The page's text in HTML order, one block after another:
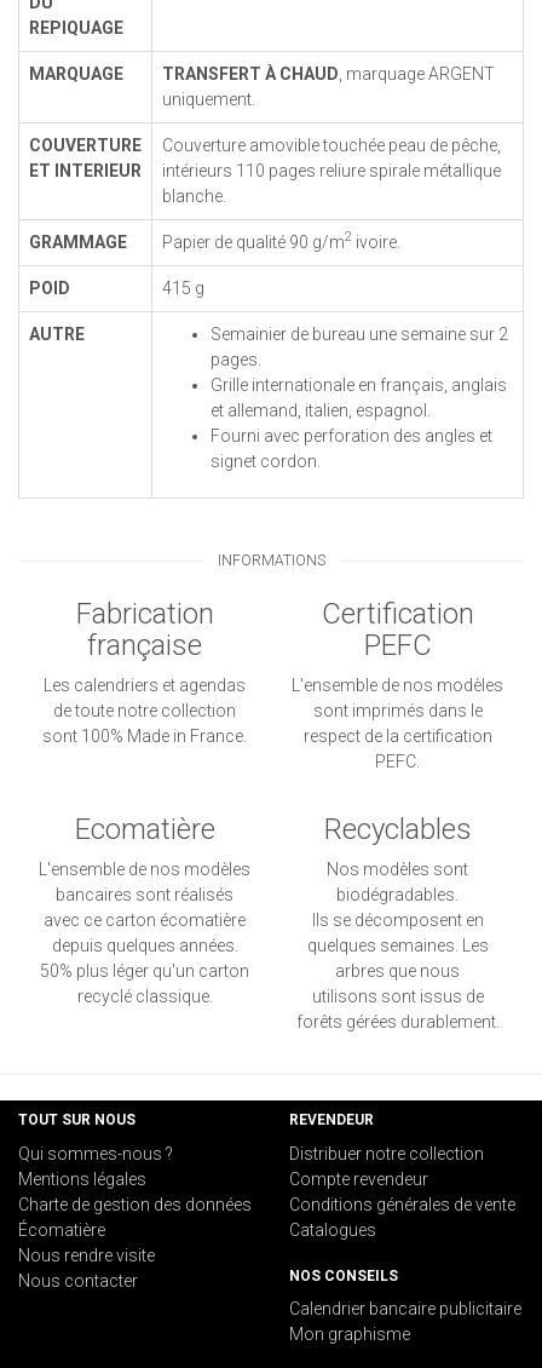
REPIQUAGE
MARQUAGE TRANSFERT À CHAUD , marquage ARGENT
uniquement.
COUVERTURE
ET INTERIEUR
Couverture amovible touchée peau de pêche,
intérieurs 110 pages reliure spirale métallique
blanche.
GRAMMAGE Papier de qualité 90 g/m2 ivoire.
POID 415 g
AUTRE
Semainier de bureau une semaine sur 2
pages.
Grille internationale en français, anglais
et allemand, italien, espagnol.
Fourni avec perforation des angles et
signet cordon.
INFORMATIONS
Fabrication
française
Les calendriers et agendas
de toute notre collection
sont 100% Made in France.
Certification
PEFC
L'ensemble de nos modèles
sont imprimés dans le
respect de la certification
PEFC.
Ecomatière
L'ensemble de nos modèles
bancaires sont réalisés
avec ce carton écomatière
depuis quelques années.
50% plus léger qu'un carton
recyclé classique.
Recyclables
Nos modèles sont
biodégradables.
Ils se décomposent en
quelques semaines. Les
arbres que nous
utilisons sont issus de
forêts gérées durablement.
TOUT SUR NOUS
Qui sommes-nous ?
Mentions légales
Charte de gestion des données
Écomatière
Nous rendre visite
Nous contacter
REVENDEUR
Distribuer notre collection
Compte revendeur
Conditions générales de vente
Catalogues
NOS CONSEILS
Calendrier bancaire publicitaire
Mon graphisme